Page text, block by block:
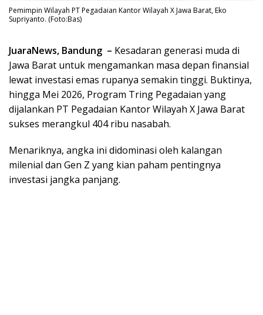
Pemimpin Wilayah PT Pegadaian Kantor Wilayah X Jawa Barat, Eko
Supriyanto. (Foto:Bas)
JuaraNews, Bandung – Kesadaran generasi muda di
Jawa Barat untuk mengamankan masa depan finansial
lewat investasi emas rupanya semakin tinggi. Buktinya,
hingga Mei 2026, Program Tring Pegadaian yang
dijalankan PT Pegadaian Kantor Wilayah X Jawa Barat
sukses merangkul 404 ribu nasabah.
Menariknya, angka ini didominasi oleh kalangan
milenial dan Gen Z yang kian paham pentingnya
investasi jangka panjang.